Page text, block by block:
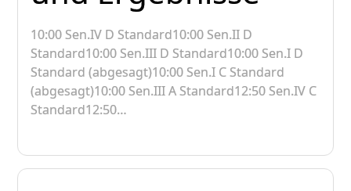
10:00 Sen.IV D Standard10:00 Sen.II D
Standard10:00 Sen.III D Standard10:00 Sen.I D
Standard (abgesagt)10:00 Sen.I C Standard
(abgesagt)10:00 Sen.III A Standard12:50 Sen.IV C
Standard12:50…